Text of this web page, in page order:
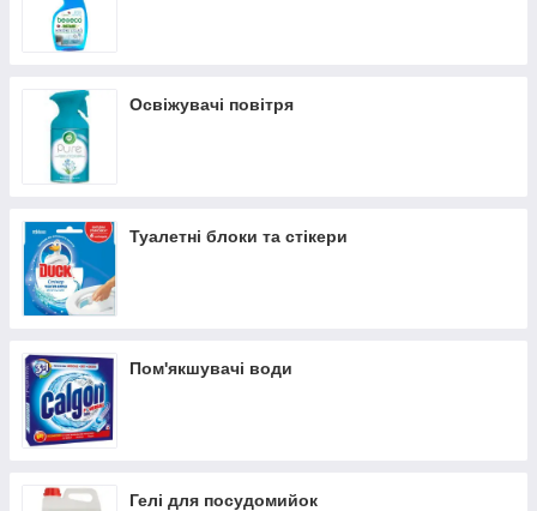
Освіжувачі повітря
Туалетні блоки та стікери
Пом'якшувачі води
Гелі для посудомийок